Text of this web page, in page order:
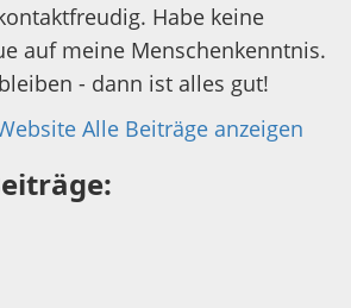
Habe keine
auf meine Menschenkenntnis.
- dann ist alles gut!
Alle Beiträge anzeigen